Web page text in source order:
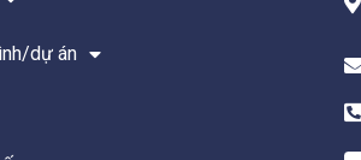
dự án